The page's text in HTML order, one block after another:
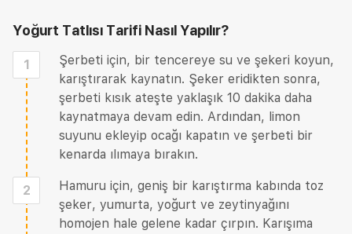
Yoğurt Tatlısı Tarifi Nasıl Yapılır?
1
Şerbeti için, bir tencereye su ve şekeri koyun,
karıştırarak kaynatın. Şeker eridikten sonra,
şerbeti kısık ateşte yaklaşık 10 dakika daha
kaynatmaya devam edin. Ardından, limon
suyunu ekleyip ocağı kapatın ve şerbeti bir
kenarda ılımaya bırakın.
2
Hamuru için, geniş bir karıştırma kabında toz
şeker, yumurta, yoğurt ve zeytinyağını
homojen hale gelene kadar çırpın. Karışıma